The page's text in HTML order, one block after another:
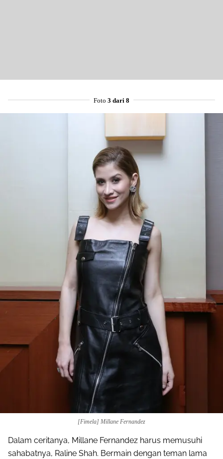
Foto 3 dari 8
[Fimela] Millane Fernandez
Dalam ceritanya, Millane Fernandez harus memusuhi
sahabatnya, Raline Shah. Bermain dengan teman lama